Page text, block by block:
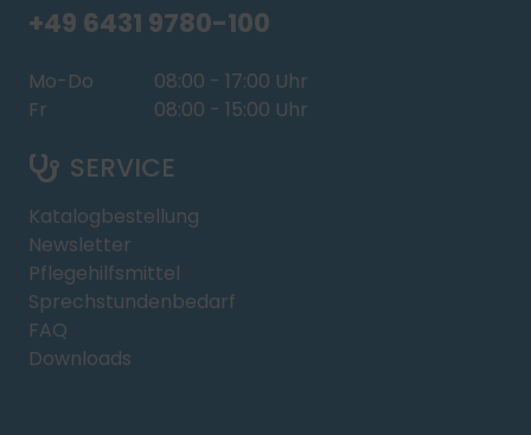
+49 6431 9780-100
Mo-Do
08:00 - 17:00 Uhr
Fr
08:00 - 15:00 Uhr
SERVICE
Katalogbestellung
Newsletter
Pflegehilfsmittel
Sprechstundenbedarf
FAQ
Downloads